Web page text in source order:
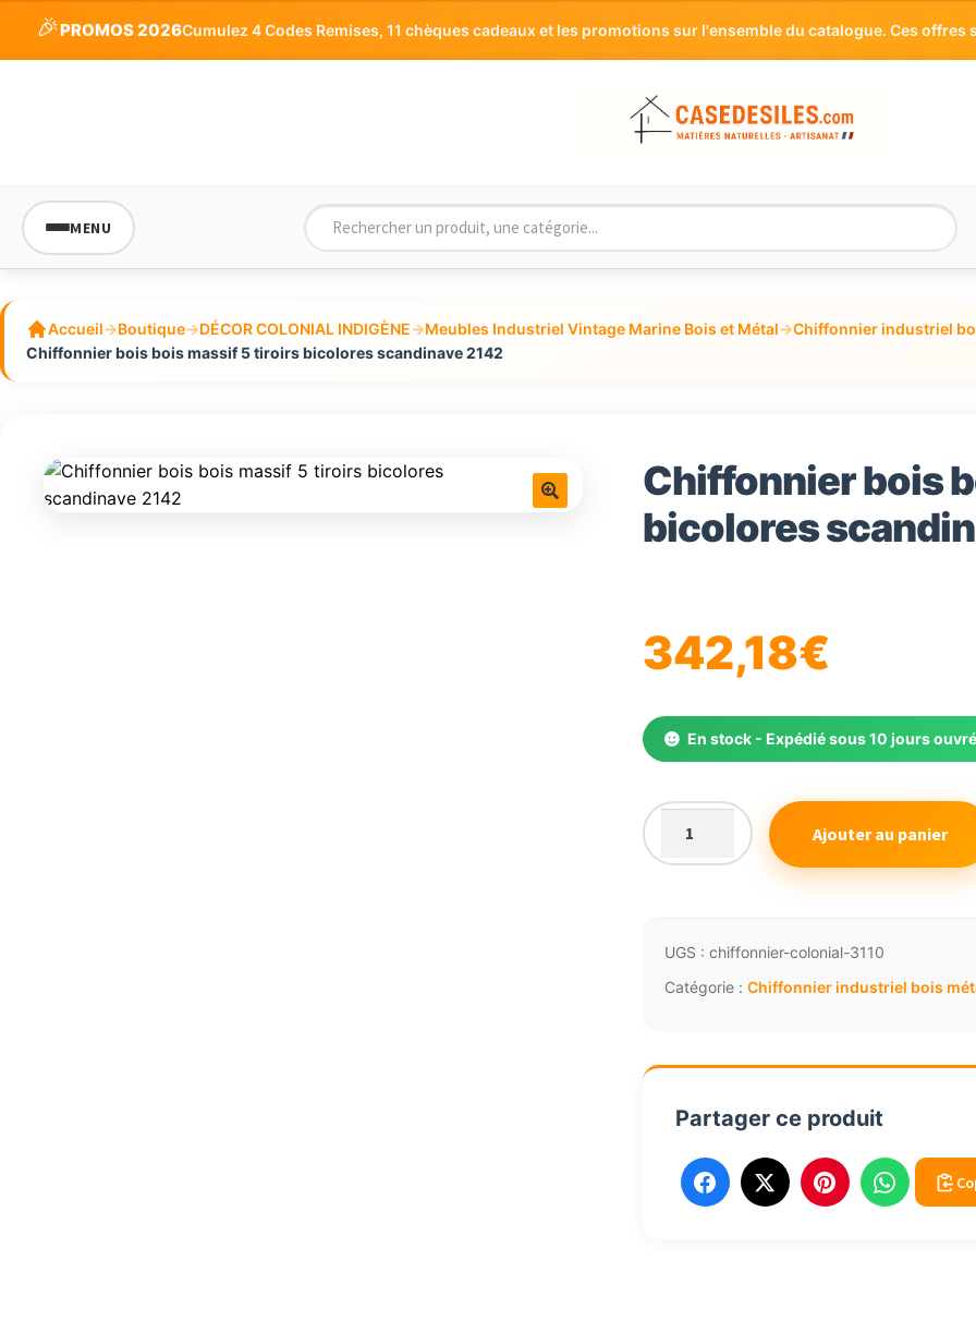
🎉PROMOS 2026Cumulez 4 Codes Remises, 11 chèques cadeaux et les promotions sur l'ensemble du catalogue. Ces
MENU
Accueil→Boutique→DÉCOR COLONIAL INDIGÈNE→Meubles Industriel Vintage Marine Bois et Métal→Chiffonnier industriel
Chiffonnier bois bois massif 5 tiroirs bicolores scandinave 2142
Chiffonnier bois
bicolores
342,18€
En stock - Expédié sous 10 jours
quantité
de
bois
massif
bicolores
2142
Ajouter au panier
UGS : chiffonnier-colonial-3110
Catégorie : Chiffonnier industriel bois
Partager ce produit